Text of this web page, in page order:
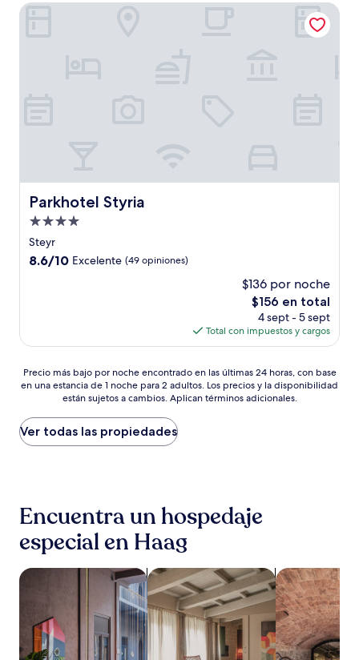
de
Parkhotel Styria
Parkhotel Styria
Propiedad
de
4.0
Steyr
8.6
8.6/10 Excelente (49 opiniones)
$136 por noche
El
precio
actual
es
$156
$156 en total
4 sept - 5 sept
Total con impuestos y cargos
Parkhotel Styria
Precio
más
por
noche
encontrado
horas,
base
una
noche
para
Precio más bajo por noche encontrado en las últimas 24 horas, con base
en una estancia de 1 noche para 2 adultos. Los precios y la disponibilidad
están sujetos a cambios. Aplican términos adicionales.
Ver todas las propiedades
Encuentra un hospedaje
especial en Haag
Buscar propiedades que aceptan mascotas
Buscar departamentosBuscar